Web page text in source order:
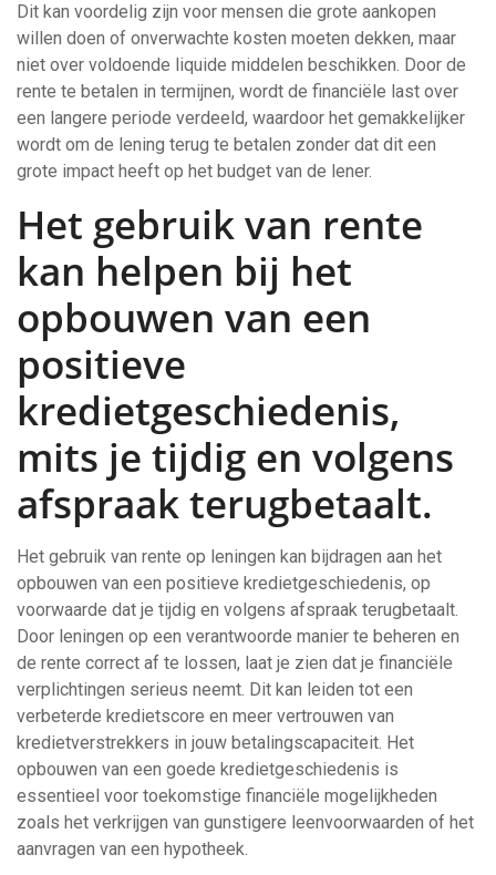
Dit kan voordelig zijn voor mensen die grote aankopen
willen doen of onverwachte kosten moeten dekken, maar
niet over voldoende liquide middelen beschikken. Door de
rente te betalen in termijnen, wordt de financiële last over
een langere periode verdeeld, waardoor het gemakkelijker
wordt om de lening terug te betalen zonder dat dit een
grote impact heeft op het budget van de lener.
Het gebruik van rente
kan helpen bij het
opbouwen van een
positieve
kredietgeschiedenis,
mits je tijdig en volgens
afspraak terugbetaalt.
Het gebruik van rente op leningen kan bijdragen aan het
opbouwen van een positieve kredietgeschiedenis, op
voorwaarde dat je tijdig en volgens afspraak terugbetaalt.
Door leningen op een verantwoorde manier te beheren en
de rente correct af te lossen, laat je zien dat je financiële
verplichtingen serieus neemt. Dit kan leiden tot een
verbeterde kredietscore en meer vertrouwen van
kredietverstrekkers in jouw betalingscapaciteit. Het
opbouwen van een goede kredietgeschiedenis is
essentieel voor toekomstige financiële mogelijkheden
zoals het verkrijgen van gunstigere leenvoorwaarden of het
aanvragen van een hypotheek.